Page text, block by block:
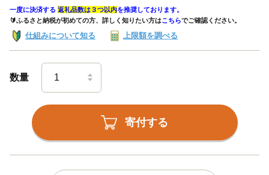
一度に決済する 返礼品数は３つ以内を推奨しております。
🔰ふるさと納税が初めての方、詳しく知りたい方はこちらでご確認ください。
仕組みについて知る 上限額を調べる
数量
寄付する